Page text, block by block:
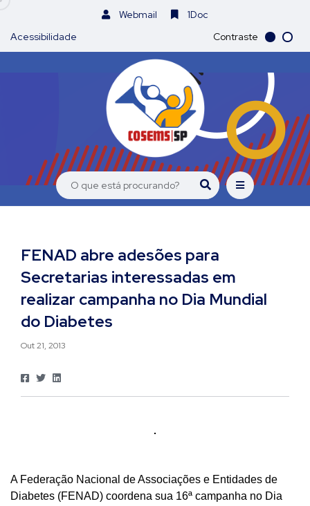
Webmail
1Doc
Acessibilidade
Contraste
FENAD abre adesões para
Secretarias interessadas em
realizar campanha no Dia Mundial
do Diabetes
Out 21, 2013
A Federação Nacional de Associações e Entidades de
Diabetes (FENAD) coordena sua 16ª campanha no Dia